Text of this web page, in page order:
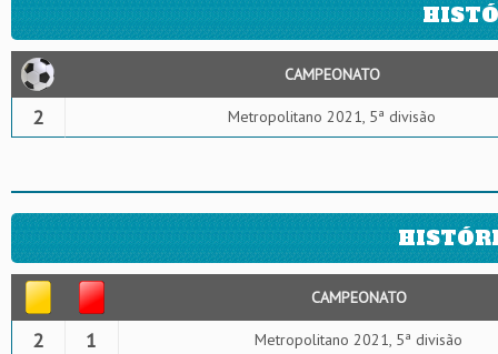
CAMPEONATO
2 Metropolitano 2021, 5ª divisão
CAMPEONATO
2 1 Metropolitano 2021, 5ª divisão